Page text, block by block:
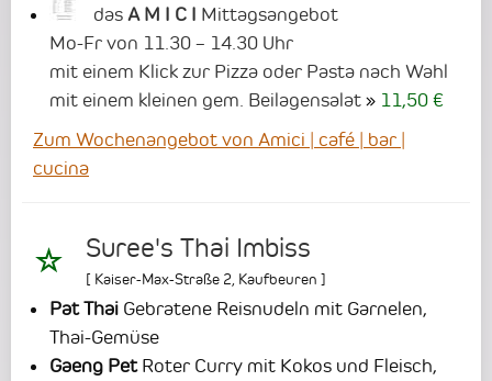
das A M I C I Mittagsangebot
Mo-Fr von 11.30 – 14.30 Uhr
mit einem Klick zur Pizza oder Pasta nach Wahl
mit einem kleinen gem. Beilagensalat
11,50 €
Zum Wochenangebot von Amici | café | bar |
cucina
Suree's Thai Imbiss
[ Kaiser-Max-Straße 2 Kaufbeuren ]
Pat Thai Gebratene Reisnudeln mit Garnelen,
Thai-Gemüse
Gaeng PetRoter Curry mit Kokos und Fleisch,